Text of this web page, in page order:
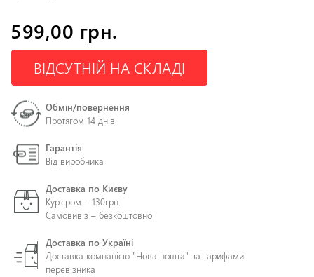
599,00 грн.
ВІДСУТНІЙ НА СКЛАДІ
Обмін/повернення
Протягом 14 днів
Гарантія
Від виробника
Доставка по Києву
Кур'єром – 130грн.
Самовивіз – безкоштовно
Доставка по Україні
Доставка компанією "Нова пошта" за тарифами
перевізника